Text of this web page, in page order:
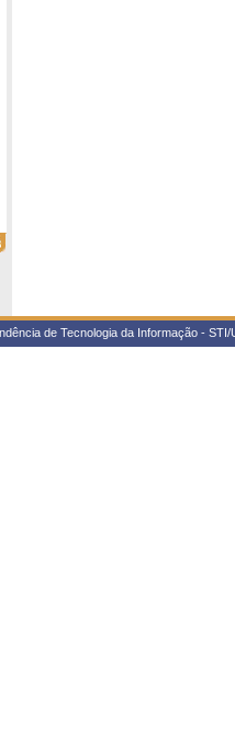
de Tecnologia da Informação -